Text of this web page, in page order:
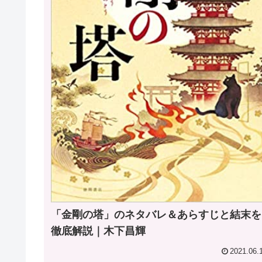
「金剛の塔」のネタバレ＆あらすじと結末を
徹底解説｜木下昌輝